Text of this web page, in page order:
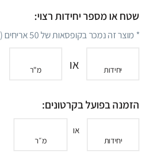
שטח או מספר יחידות רצוי:
* מוצר זה נמכר בקופסאות של50אריחים (
יחידות או מ"ר
הזמנה בפועל בקרטונים:
יחידות
או
מ״ר